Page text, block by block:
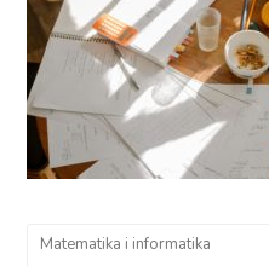
Matematika i informatika